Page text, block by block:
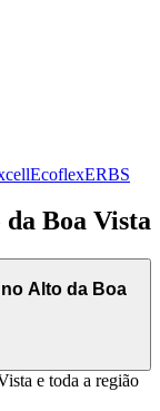
EcoflexERBS
Boa Vista
Alto da Boa
e toda a região